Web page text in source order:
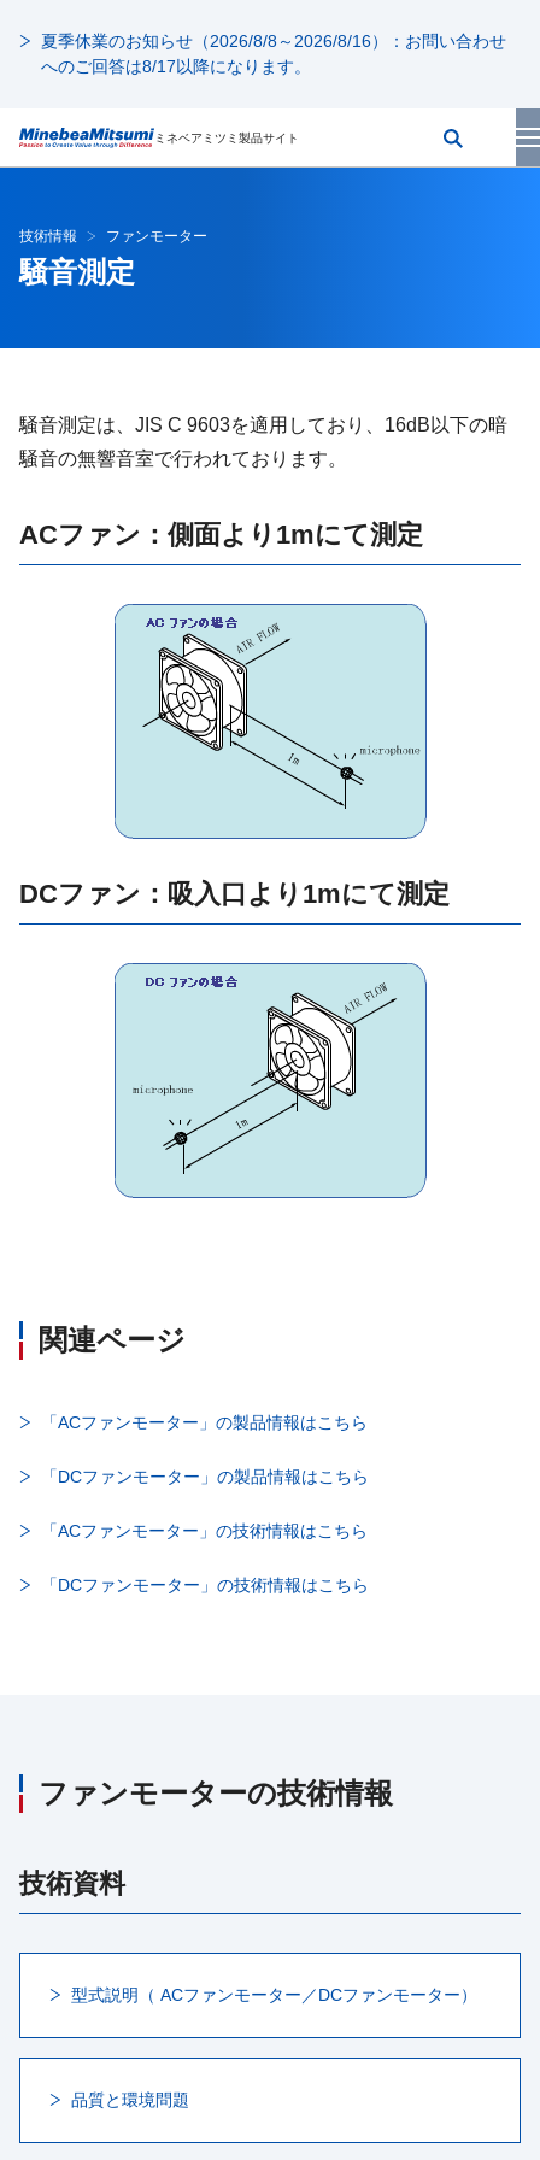
夏季休業のお知らせ（2026/8/8～2026/8/16）：お問い合わせ
へのご回答は8/17以降になります。
ミネベアミツミ製品サイト
技術情報 ファンモーター
騒音測定
騒音測定は、JIS C 9603を適用しており、16dB以下の暗
騒音の無響音室で行われております。
ACファン：側面より1mにて測定
DCファン：吸入口より1mにて測定
関連ページ
「ACファンモーター」の製品情報はこちら
「DCファンモーター」の製品情報はこちら
「ACファンモーター」の技術情報はこちら
「DCファンモーター」の技術情報はこちら
ファンモーターの技術情報
技術資料
型式説明（ ACファンモーター／DCファンモーター）
品質と環境問題